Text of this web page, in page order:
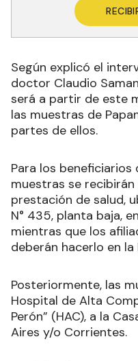
Según explicó el
doctor Claudio
será a partir de este
las muestras de
partes de ellos.
Para los beneficiarios
muestras se
prestación de salud,
N° 435, planta baja,
mientras que los
deberán hacerlo en
Posteriormente, las
Hospital de Alta
Perón” (HAC), a la
Aires y/o Corrientes.